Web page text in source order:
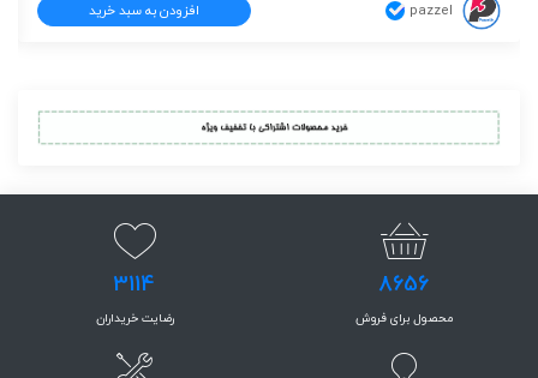
pazzel افزودن به سبد خرید
8656
محصول برای فروش
3114
رضایت خریداران